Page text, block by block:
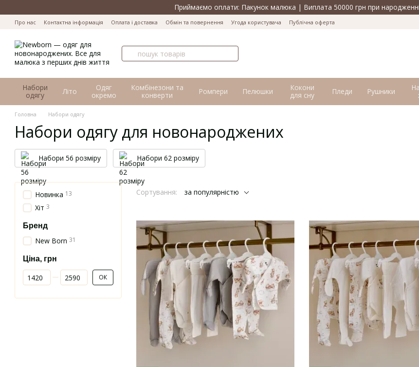
Приймаємо оплати: Пакунок малюка | Виплата 50000 грн при
Про нас Контактна інформація Оплата і доставка Обмін та повернення Угода користувача Публічна оферта
Набори
одягу
Літо
Одяг
окремо
Комбінезони та
конверти
Ромпери Пелюшки
Кокони
для сну
Пледи Рушники
Головна Набори одягу
Набори одягу для новонароджених
Набори 56 розміру Набори 62 розміру
Сортування: за популярністю
Новинка 13
Хіт 3
Бренд
New Born 31
Ціна, грн
Від Ціна, грн
До Ціна, грн ОК